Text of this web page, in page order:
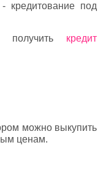
кредитование под
получить кредит
можно выкупить
ценам.